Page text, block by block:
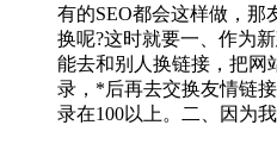
有的SEO都会这样做，那
换呢?这时就要一、作为
能去和别人换链接，把网
录，*后再去交换友情链
录在100以上。二、因为我